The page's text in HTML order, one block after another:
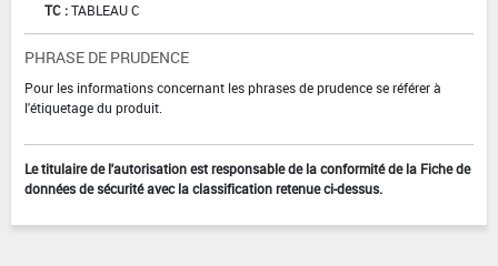
TC :TABLEAU C
PHRASE DE PRUDENCE
Pour les informations concernant les phrases de prudence se référer à
l'étiquetage du produit.
Le titulaire de l'autorisation est responsable de la conformité de la Fiche de
données de sécurité avec la classification retenue ci-dessus.